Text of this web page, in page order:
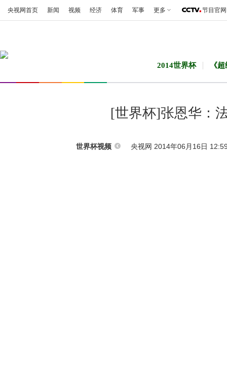
央视网首页 新闻 视频 经济 体育 军事 更多 节目官网
2014世界杯 《
[世界杯]张恩华：
世界杯视频 央视网 2014年06月16日